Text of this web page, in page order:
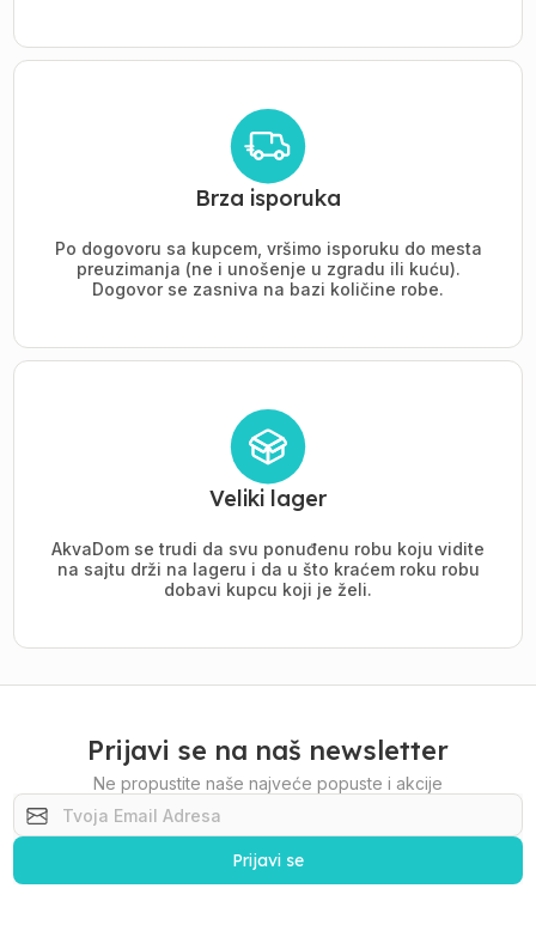
Brza isporuka
Po dogovoru sa kupcem, vršimo isporuku do mesta
preuzimanja (ne i unošenje u zgradu ili kuću).
Dogovor se zasniva na bazi količine robe.
Veliki lager
AkvaDom se trudi da svu ponuđenu robu koju vidite
na sajtu drži na lageru i da u što kraćem roku robu
dobavi kupcu koji je želi.
Prijavi se na naš newsletter
Ne propustite naše najveće popuste i akcije
Prijavi se